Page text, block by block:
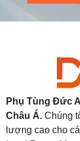
Phụ Tùng Đức
Châu Á. Chúng
lượng cao cho